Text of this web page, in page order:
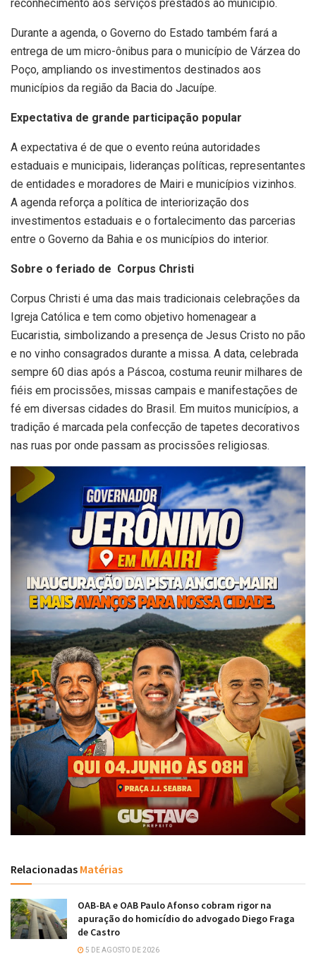
reconhecimento aos serviços prestados ao município.
Durante a agenda, o Governo do Estado também fará a
entrega de um micro-ônibus para o município de Várzea do
Poço, ampliando os investimentos destinados aos
municípios da região da Bacia do Jacuípe.
Expectativa de grande participação popular
A expectativa é de que o evento reúna autoridades
estaduais e municipais, lideranças políticas, representantes
de entidades e moradores de Mairi e municípios vizinhos.
A agenda reforça a política de interiorização dos
investimentos estaduais e o fortalecimento das parcerias
entre o Governo da Bahia e os municípios do interior.
Sobre o feriado de Corpus Christi
Corpus Christi é uma das mais tradicionais celebrações da
Igreja Católica e tem como objetivo homenagear a
Eucaristia, simbolizando a presença de Jesus Cristo no pão
e no vinho consagrados durante a missa. A data, celebrada
sempre 60 dias após a Páscoa, costuma reunir milhares de
fiéis em procissões, missas campais e manifestações de
fé em diversas cidades do Brasil. Em muitos municípios, a
tradição é marcada pela confecção de tapetes decorativos
nas ruas por onde passam as procissões religiosas.
Relacionadas Matérias
OAB-BA e OAB Paulo Afonso cobram rigor na
apuração do homicídio do advogado Diego Fraga
de Castro
5 DE AGOSTO DE 2026